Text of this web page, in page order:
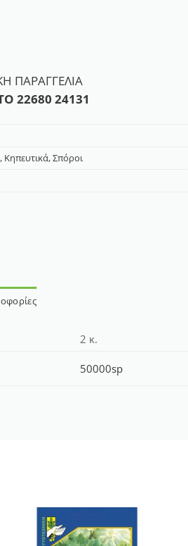
ΠΑΡΑΓΓΕΛΙΑ
22680 24131
, Κηπευτικά,Σπόροι
2 κ.
50000sp